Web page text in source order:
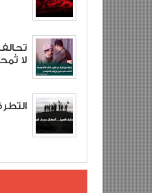
لا